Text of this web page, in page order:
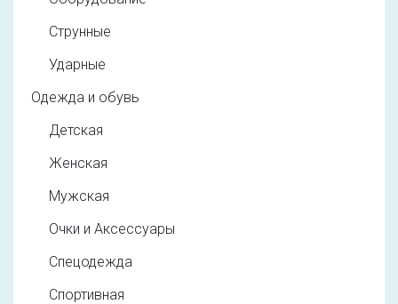
Струнные
Ударные
Одежда и обувь
Детская
Женская
Мужская
Очки и Аксессуары
Спецодежда
Спортивная